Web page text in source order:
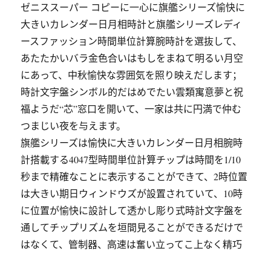
ゼニススーパー コピーに一心に旗艦シリーズ愉快に
大きいカレンダー日月相時計と旗艦シリーズレディ
ースファッション時間単位計算腕時計を選抜して、
あたたかいバラ金色合いはもしをまねて明るい月空
にあって、中秋愉快な雰囲気を照り映えだします；
時計文字盤シンボル的だはめでたい雲類寓意夢と祝
福ようだ“芯”窓口を開いて、一家は共に円満で仲む
つまじい夜を与えます。
旗艦シリーズは愉快に大きいカレンダー日月相腕時
計搭載する4047型時間単位計算チップは時間を1/10
秒まで精確なことに表示することができて、2時位置
は大きい期日ウィンドウズが設置されていて、10時
に位置が愉快に設計して透かし彫り式時計文字盤を
通してチップリズムを垣間見ることができるだけで
はなくて、管制器、高速は奮い立ってこ上なく精巧